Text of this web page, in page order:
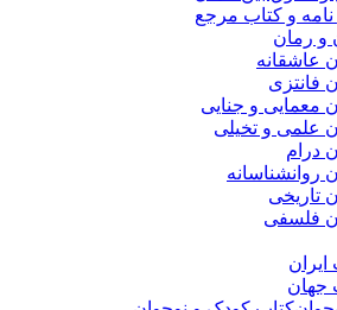
و کتاب مرجع
و رمان
عاشقانه
فانتزی
معمایی و جنایی
علمی و تخیلی
درام
روانشناسانه
تاریخی
فلسفی
ایران
جهان